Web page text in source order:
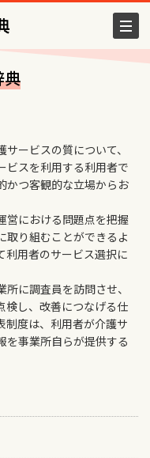
典
ービスの質について、
ビスを利用する利用者で
かつ客観的な立場からお
営における問題点を把握
取り組むことができるよ
利用者のサービス選択に
に調査員を訪問させ、
検し、改善につなげる仕
制度は、利用者が介護サ
を事業所自らが提供する